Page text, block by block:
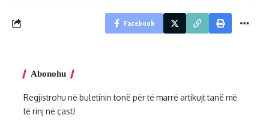
Facebook
Abonohu
Regjistrohu në buletinin tonë për të marrë artikujt tanë më
të rinj në çast!